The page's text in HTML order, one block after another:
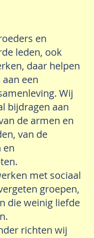
en
leden, ook
daar helpen
een
Wij
bijdragen aan
de armen en
van de
en
met sociaal
groepen,
die weinig liefde
richten wij